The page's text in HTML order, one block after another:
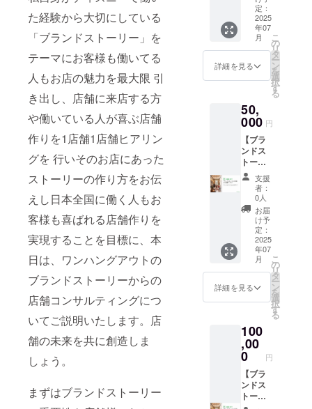
た経験から大切にしている
「ブランドストーリー」を
テーマにお客様も働いてる
人もお店の魅力を最大限 引
き出し、店舗に来店する方
や働いている人が喜ぶ店舗
作りを1店舗1店舗ヒアリン
グを 行いそのお店にあった
ストーリーの作り方をお伝
えし日本全国に働く人もお
客様も喜ばれる店舗作りを
実現することを目標に、本
日は、ワンハングアウトの
ブランドストーリーからの
店舗コンサルティングにつ
いてご説明いたします。店
舗の未来を共に創造しま
しょう。
まずはブランドストーリー
バイザーや
人財研修な
どを担当し
各企業様の
問題を現場
え魅力あ
る飲食店を
運営出来る
コンサルと
して活動
中。
たってのお
ラン半
額(1
回)】 全
国の飲
食店様
に少し
でも喜
ばれる
させて
頂きま
す 当社
依頼後
にクラ
ウド
ファン
ディン
グで支
援をし
た旨を
お声掛
けくだ
さい。
・備考
欄に飲
食店舗
さい
(例 居
酒屋、
カ
フェ、
○○専
門店な
定：
2025
年07
月
詳細を見る
こ
の
リ
タ
ー
ン
を
選
択
す
る
50,
000 円
【ブラ
ンドス
トー
リーか
ら作る
店舗コ
ンサル
構築プ
ラン半
額(1ヶ
月)】 全
国の飲
食店様
に少し
でも喜
ばれる
させて
頂きま
す 当社
依頼後
にクラ
ウド
ファン
支援
者：
0人
お届
け予
定：
2025
年07
月
詳細を見る
こ
の
リ
タ
ー
ン
を
選
択
す
る
100
,00
0 円
【ブラ
ンドス
トー